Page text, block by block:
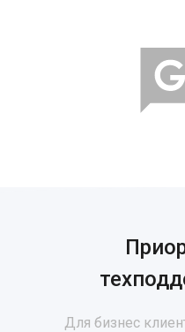
Для бизнес